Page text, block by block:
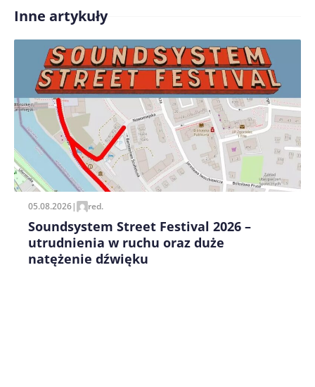
Treść komentarza*
Zapamiętaj moje dane w tej przeglądarce podczas
pisania kolejnych komentarzy.
Inne artykuły
05.08.2026| red.
Soundsystem Street Festival 2026 –
utrudnienia w ruchu oraz duże
natężenie dźwięku